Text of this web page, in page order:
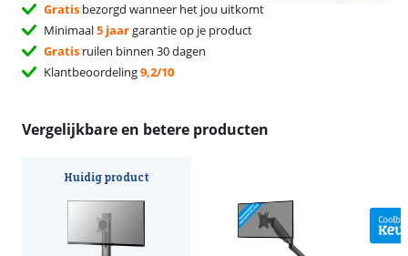
Gratis bezorgd wanneer het jou uitkomt
Minimaal5 jaargarantie op je product
Gratis ruilen binnen 30 dagen
Klantbeoordeling9,2/10
Vergelijkbare en betere producten
Huidig product